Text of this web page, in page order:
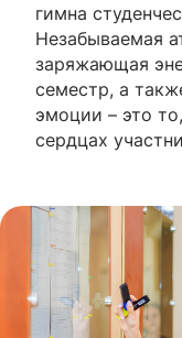
гимна
Незабываемая
заряжающая
семестр, а
эмоции – это
сердцах